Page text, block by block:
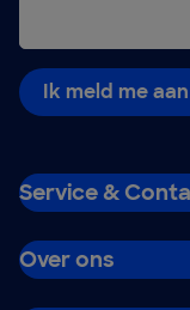
Ik meld me aan
Service &
Over ons